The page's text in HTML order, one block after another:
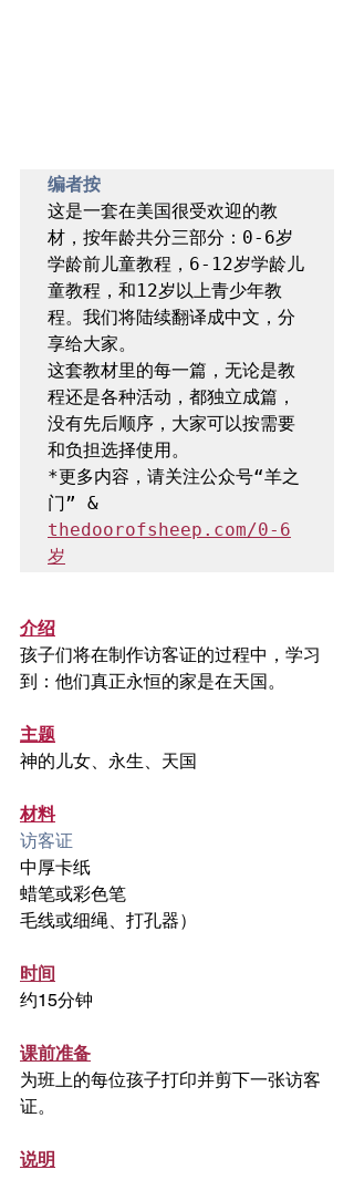
编者按
这是一套在美国很受欢迎的教
材，按年龄共分三部分：0-6岁
学龄前儿童教程，6-12岁学龄儿
童教程，和12岁以上青少年教
程。我们将陆续翻译成中文，分
享给大家。
这套教材里的每一篇，无论是教
程还是各种活动，都独立成篇，
没有先后顺序，大家可以按需要
和负担选择使用。
*更多内容，请关注公众号“羊之
thedoorofsheep.com/0-6
岁
介绍
孩子们将在制作访客证的过程中，学习
到：他们真正永恒的家是在天国。
主题
神的儿女、永生、天国
材料
访客证
中厚卡纸
蜡笔或彩色笔
毛线或细绳、打孔器）
时间
约15分钟
课前准备
为班上的每位孩子打印并剪下一张访客
证。
说明